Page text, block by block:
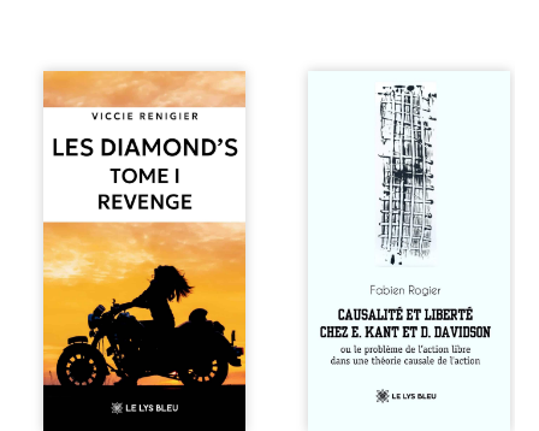
Revenge est à la
tête des
Diamond’s, un clan
de motards aussi
réputé et respecté
que redouté dans
tout le pays. Rien
ne la prédestinait
à cette vie, mais
les épreuves ont
forgé une femme
dure, inaccessible
et résolue à ne
jamais dévoiler
ses faiblesses,
jusqu’à ce que le
Sommes-nous
vraiment libres si
chacun de nos
actes s’inscrit
dans une chaîne
de causes ? À
travers une
confrontation
entre les pensées
d’Emmanuel Kant
et de Donald
Davidson, cet
essai explore les
liens entre libre
déterminisme